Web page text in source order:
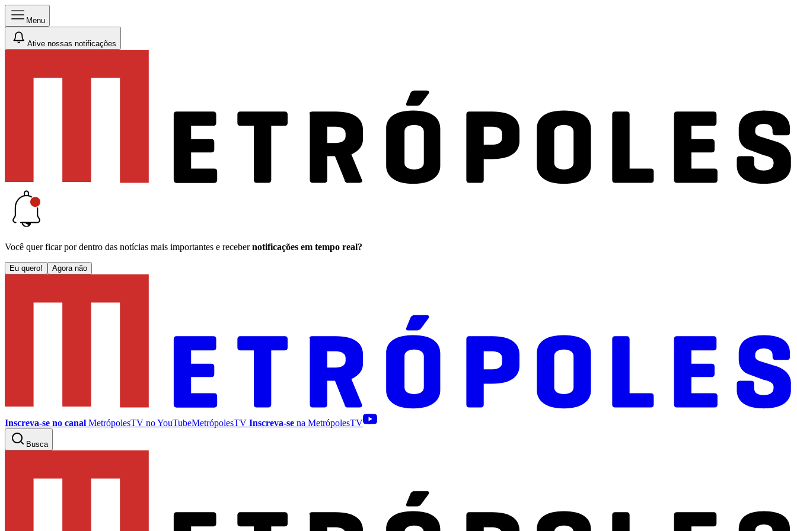
Menu
Ative nossas notificações
Você quer ficar por dentro das notícias mais importantes e receber notificações em tempo real?
Eu quero! Agora não
Inscreva-se no canal MetrópolesTV noYouTubeMetrópolesTV Inscreva-se na MetrópolesTV
Busca